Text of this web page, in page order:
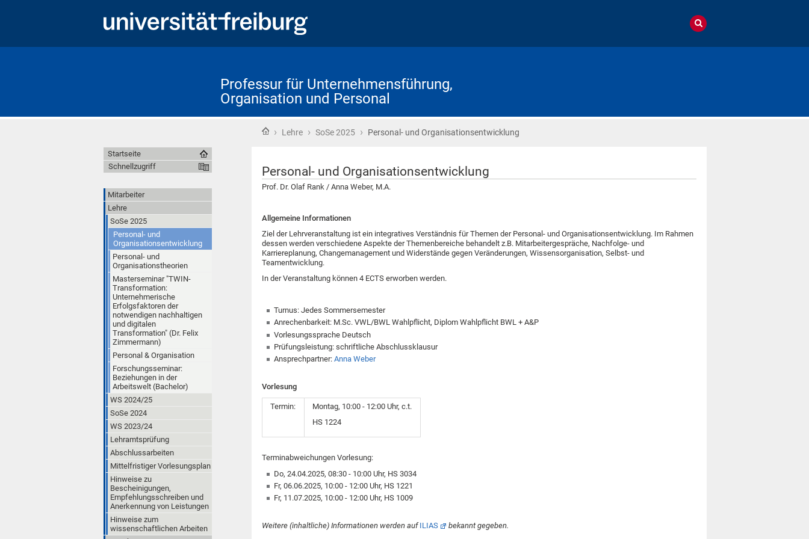
Professur für Unternehmensführung,
Organisation und Personal
Startseite
› Lehre › SoSe 2025 › Personal- und Organisationsentwicklung
Personal- und Organisationsentwicklung
Prof. Dr. Olaf Rank / Anna Weber, M.A.
Allgemeine Informationen
Ziel der Lehrveranstaltung ist ein integratives Verständnis für Themen der Personal- und Organisationsentwicklung. Im Rahmen
dessen werden verschiedene Aspekte der Themenbereiche behandelt z.B. Mitarbeitergespräche, Nachfolge- und
Karriereplanung, Changemanagement und Widerstände gegen Veränderungen, Wissensorganisation, Selbst- und
Teamentwicklung.
In der Veranstaltung können 4 ECTS erworben werden.
Turnus: Jedes Sommersemester
Anrechenbarkeit: M.Sc. VWL/BWL Wahlpflicht, Diplom Wahlpflicht BWL + A&P
Vorlesungssprache Deutsch
Prüfungsleistung: schriftliche Abschlussklausur
Ansprechpartner:Anna Weber
Vorlesung
Termin:
Montag, 10:00 - 12:00 Uhr, c.t.
HS 1224
Terminabweichungen Vorlesung:
Do, 24.04.2025, 08:30 - 10:00 Uhr, HS 3034
Fr, 06.06.2025, 10:00 - 12:00 Uhr, HS 1221
Fr, 11.07.2025, 10:00 - 12:00 Uhr, HS 1009
Weitere (inhaltliche) Informationen werden aufILIAS bekannt gegeben.
Startseite
Schnellzugriff
Mitarbeiter
Lehre
SoSe 2025
Personal- und
Organisationsentwicklung
Personal- und
Organisationstheorien
Masterseminar "TWIN-
Transformation:
Unternehmerische
Erfolgsfaktoren der
notwendigen nachhaltigen
und digitalen
Transformation" (Dr. Felix
Zimmermann)
Personal & Organisation
Forschungsseminar:
Beziehungen in der
Arbeitswelt (Bachelor)
WS 2024/25
SoSe 2024
WS 2023/24
Lehramtsprüfung
Abschlussarbeiten
Mittelfristiger Vorlesungsplan
Hinweise zu
Bescheinigungen,
Empfehlungsschreiben und
Anerkennung von Leistungen
Hinweise zum
wissenschaftlichen Arbeiten